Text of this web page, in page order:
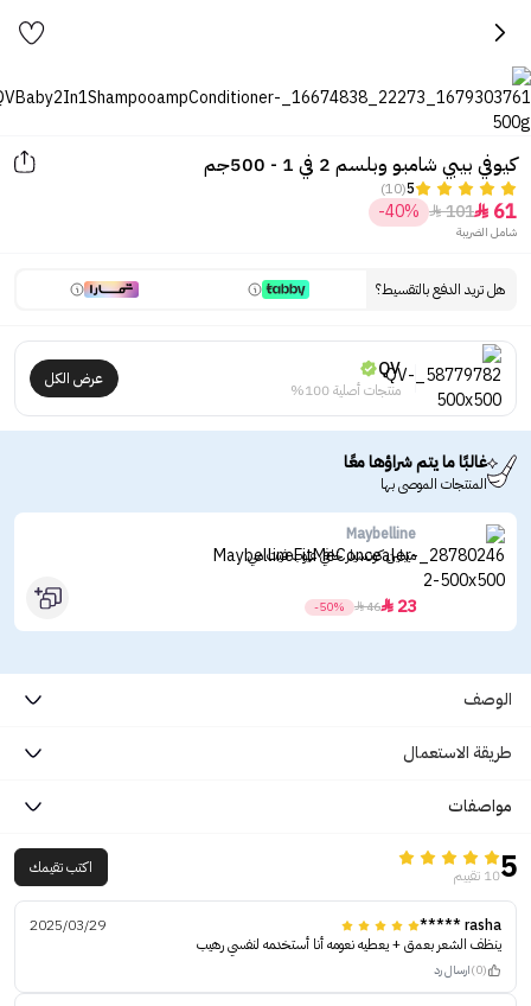
كيوفي بيبي شامبو وبلسم 2 في 1 - 500جم
5
(10)
61

101

-40%
شامل الضريبة
هل تريد الدفع بالتقسيط؟
QV
منتجات أصلية 100%
عرض الكل
غالبًا ما يتم شراؤها معًا
المنتجات الموصى بها
Maybelline
ميبلين كونسيلر خافي عيوب فيت مي
23

46

-50%
الوصف
طريقة الاستعمال
مواصفات
510 تقييم اكتب تقيمك
rasha *****
2025/03/29
ينظف الشعر بعمق + يعطيه نعومه أنا أستخدمه لنفسي رهيب
(0) ارسال رد